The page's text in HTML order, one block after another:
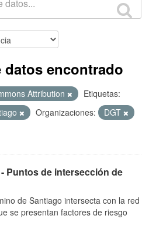
encontrado
Attribution
Etiquetas:
Organizaciones:
DGT
Puntos de intersección de
de Santiago intersecta con la red
se presentan factores de riesgo